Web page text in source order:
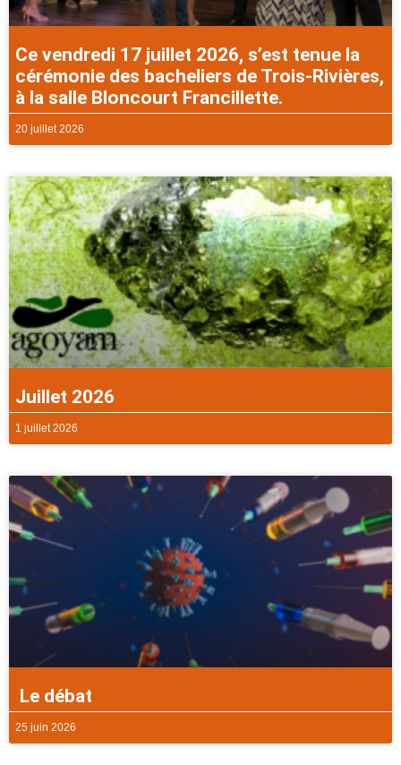
Ce vendredi 17 juillet 2026, s’est tenue la
cérémonie des bacheliers de Trois-Rivières,
à la salle Bloncourt Francillette.
20 juillet 2026
Juillet 2026
1 juillet 2026
Le débat
25 juin 2026